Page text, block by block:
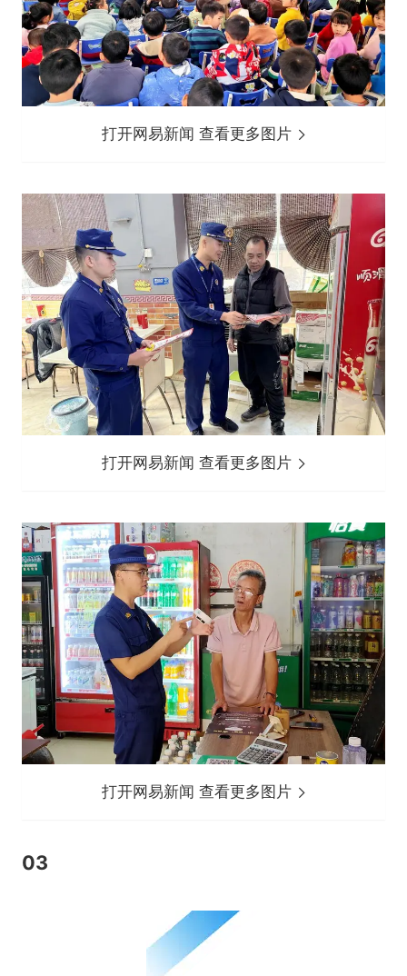
打开网易新闻 查看更多图片
打开网易新闻 查看更多图片
打开网易新闻 查看更多图片
03